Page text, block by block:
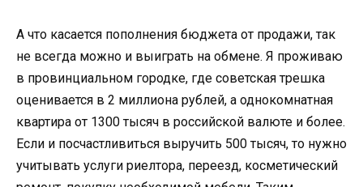
А что касается пополнения бюджета от продажи, так
не всегда можно и выиграть на обмене. Я проживаю
в провинциальном городке, где советская трешка
оценивается в 2 миллиона рублей, а однокомнатная
квартира от 1300 тысяч в российской валюте и более.
Если и посчастливиться выручить 500 тысяч, то нужно
учитывать услуги риелтора, переезд, косметический